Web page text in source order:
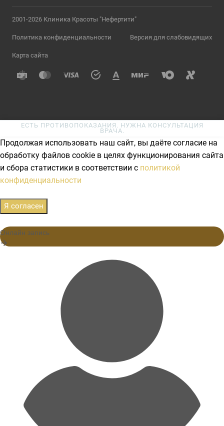
2001-2026 Клиника Красоты "Нефертити"
Политика конфиденциальности Версия для слабовидящих
Карта сайта
ЕСТЬ ПРОТИВОПОКАЗАНИЯ. НУЖНА КОНСУЛЬТАЦИЯ
ВРАЧА.
Продолжая использовать наш сайт, вы даёте согласие на
обработку файлов cookie в целях функционирования сайта
и сбора статистики в соответствии с политикой
конфиденциальности
Я согласен